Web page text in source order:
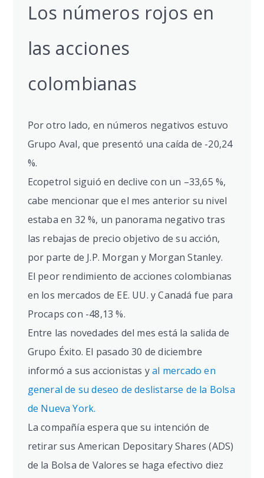
Los números rojos en
las acciones
colombianas
Por otro lado, en números negativos estuvo
Grupo Aval, que presentó una caída de -20,24
%.
Ecopetrol siguió en declive con un –33,65 %,
cabe mencionar que el mes anterior su nivel
estaba en 32 %, un panorama negativo tras
las rebajas de precio objetivo de su acción,
por parte de J.P. Morgan y Morgan Stanley.
El peor rendimiento de acciones colombianas
en los mercados de EE. UU. y Canadá fue para
Procaps con -48,13 %.
Entre las novedades del mes está la salida de
Grupo Éxito. El pasado 30 de diciembre
informó a sus accionistas yal mercado en
general de su deseo de deslistarse de la Bolsa
de Nueva York.
La compañía espera que su intención de
retirar sus American Depositary Shares (ADS)
de la Bolsa de Valores se haga efectivo diez